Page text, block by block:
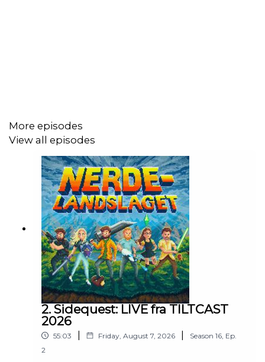
More episodes
View all episodes
2. Sidequest: LIVE fra TILTCAST
2026
55:03 Friday, August 7, 2026 Season 16 Ep.
2